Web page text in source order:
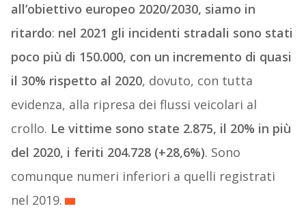
all’obiettivo europeo 2020/2030, siamo in
ritardo: nel 2021 gli incidenti stradali sono stati
poco più di 150.000, con un incremento di quasi
il 30% rispetto al 2020, dovuto, con tutta
evidenza, alla ripresa dei flussi veicolari al
crollo. Le vittime sono state 2.875, il 20% in più
del 2020, i feriti 204.728 (+28,6%). Sono
comunque numeri inferiori a quelli registrati
nel 2019.